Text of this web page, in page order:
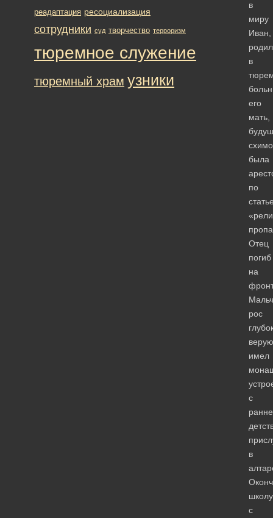
в
миру
Иван,
в
его
мать,
была
по
Отец
погиб
на
рос
имел
с
в
школу
с
реадаптация ресоциализация
сотрудники суд творчество терроризм
тюремное служение
тюремный храм узники